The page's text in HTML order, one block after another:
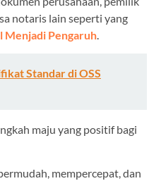
notaris lain seperti yang
Menjadi Pengaruh
Standar di OSS
maju yang positif bagi
mempercepat, dan